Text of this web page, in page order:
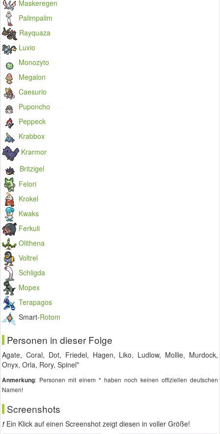
Maskeregen
Palimpalim
Rayquaza
Luxio
Monozyto
Megalon
Caesurio
Puponcho
Peppeck
Krabbox
Krarmor
Britzigel
Felori
Krokel
Kwaks
Ferkuli
Olithena
Voltrel
Schligda
Mopex
Terapagos
Smart-Rotom
Personen in dieser Folge
Agate, Coral, Dot, Friedel, Hagen, Liko, Ludlow, Mollie, Murdock,
Onyx, Orla, Rory, Spinel*
Anmerkung: Personen mit einem * haben noch keinen offiziellen deutschen
Namen!
Screenshots
! Ein Klick auf einen Screenshot zeigt diesen in voller Größe!